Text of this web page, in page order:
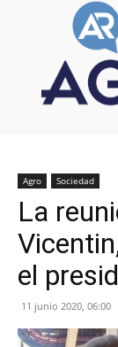
Agro Sociedad
La
el
11 junio 2020, 06:00